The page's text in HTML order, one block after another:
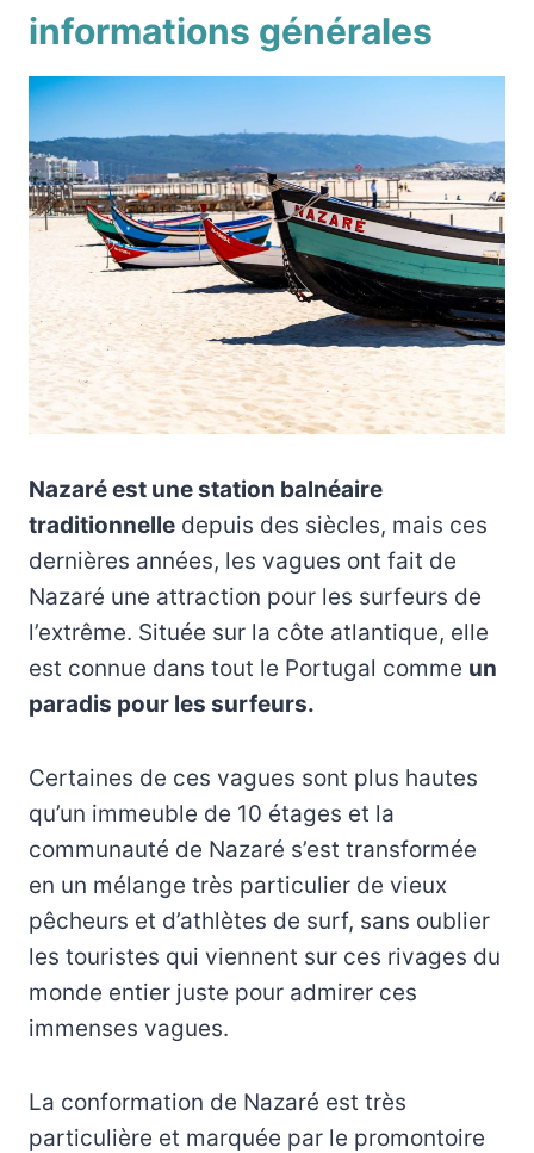
informations générales
Nazaré est une station balnéaire
traditionnelle depuis des siècles, mais ces
dernières années, les vagues ont fait de
Nazaré une attraction pour les surfeurs de
l’extrême. Située sur la côte atlantique, elle
est connue dans tout le Portugal comme un
paradis pour les surfeurs.
Certaines de ces vagues sont plus hautes
qu’un immeuble de 10 étages et la
communauté de Nazaré s’est transformée
en un mélange très particulier de vieux
pêcheurs et d’athlètes de surf, sans oublier
les touristes qui viennent sur ces rivages du
monde entier juste pour admirer ces
immenses vagues.
La conformation de Nazaré est très
particulière et marquée par le promontoire